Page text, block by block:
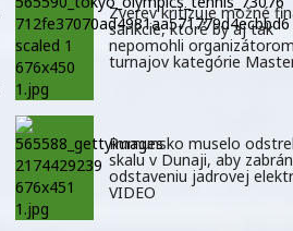
Zverev kritizuje možné
sankcie, ktoré by aj tak
nepomohli organizátorom
turnajov kategórie
Rumunsko muselo
skalu v Dunaji, aby
odstaveniu jadrovej
VIDEO